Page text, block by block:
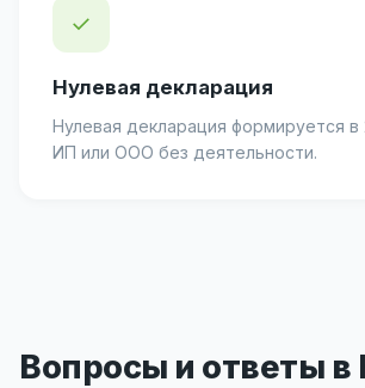
✓
Нулевая декларация
Нулевая декларация формируется в
ИП или ООО без деятельности.
Вопросы и ответы в